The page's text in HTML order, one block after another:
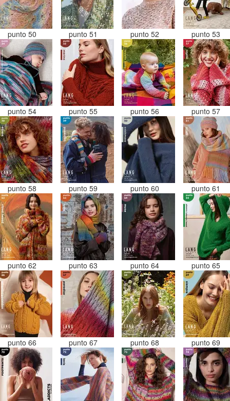
punto 50 punto 51 punto 52 punto 53
punto 54 punto 55 punto 56 punto 57
punto 58 punto 59 punto 60 punto 61
punto 62 punto 63 punto 64 punto 65
punto 66 punto 67 punto 68 punto 69